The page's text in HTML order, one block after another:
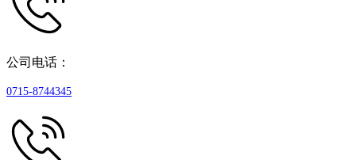
公司电话：
0715-8744345